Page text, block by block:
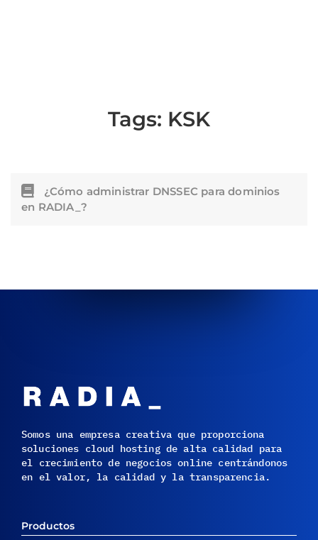
Tags: KSK
¿Cómo administrar DNSSEC para dominios
en RADIA_?
Somos una empresa creativa que proporciona
soluciones cloud hosting de alta calidad para
el crecimiento de negocios online centrándonos
en el valor, la calidad y la transparencia.
Productos